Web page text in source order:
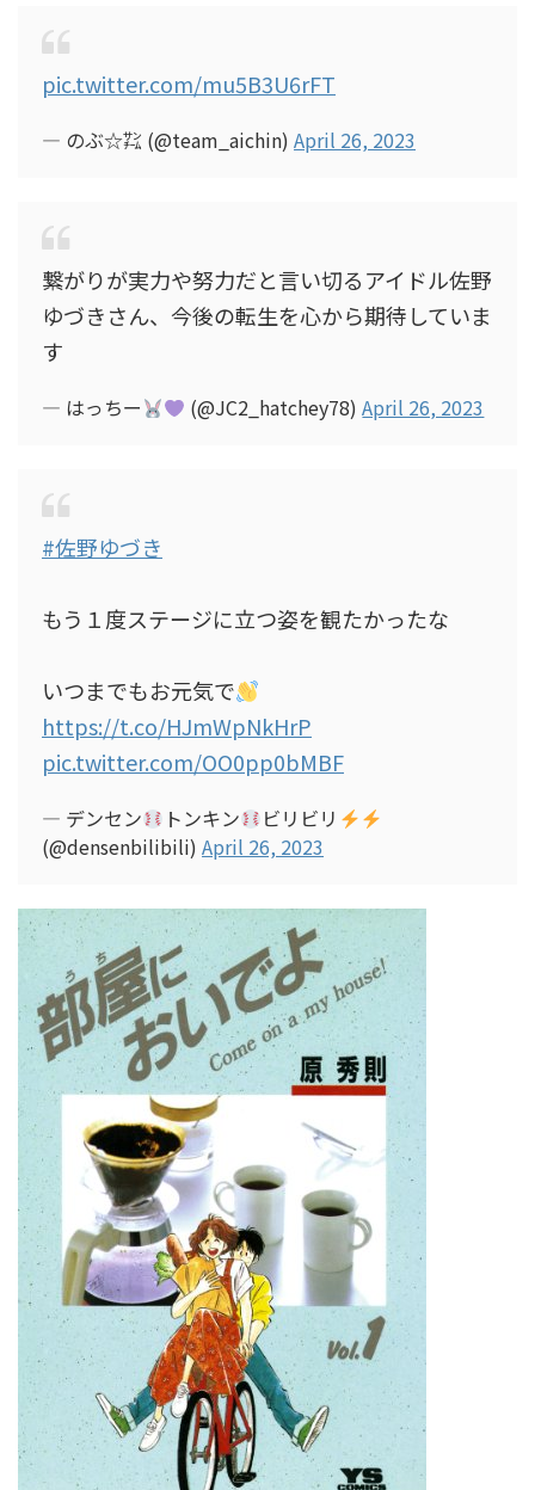
pic.twitter.com/mu5B3U6rFT
— のぶ☆㌠ (@team_aichin) April 26, 2023
繋がりが実力や努力だと言い切るアイドル佐野
ゆづきさん、今後の転生を心から期待していま
す
— はっちー (@JC2_hatchey78)April 26, 2023
#佐野ゆづき
もう１度ステージに立つ姿を観たかったな
いつまでもお元気で
https://t.co/HJmWpNkHrP
pic.twitter.com/OO0pp0bMBF
— デンセン トンキン
ビリビリ
(@densenbilibili) April 26, 2023